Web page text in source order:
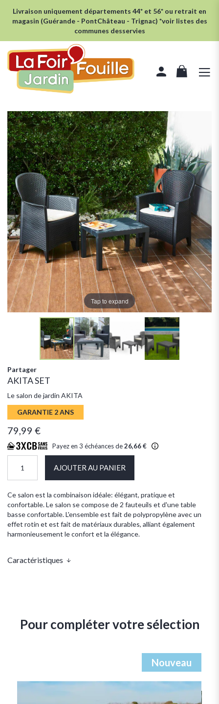
Livraison uniquement départements 44* et 56* ou retrait en
magasin (Guérande - PontChâteau - Trignac) *voir listes des
communes desservies
Tap to expand
Partager
AKITA SET
Le salon de jardin AKITA
GARANTIE 2 ANS
79,99 €
Payez en 3 échéances de26,66 €
AJOUTER AU PANIER
Ce salon est la combinaison idéale: élégant, pratique et
confortable. Le salon se compose de 2 fauteuils et d'une table
basse confortable. L'ensemble est fait de polypropylène avec un
effet rotin et est fait de matériaux durables, alliant également
harmonieusement le confort et la élégance.
Caractéristiques
Pour compléter votre sélection
Nouveau